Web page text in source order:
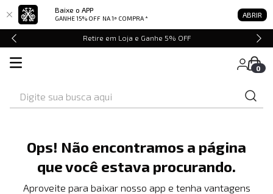
Baixe o APP
GANHE 15% OFF NA 1ª COMPRA * ABRIR
Retire em Loja e Ganhe 5% OFF
0
Ops! Não encontramos a página
que você estava procurando.
Aproveite para baixar nosso app e tenha vantagens